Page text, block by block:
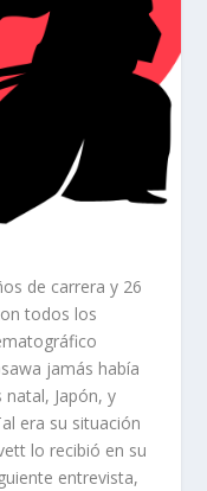
de carrera y 26
todos los
jamás había
Japón, y
era su situación
lo recibió en su
entrevista,